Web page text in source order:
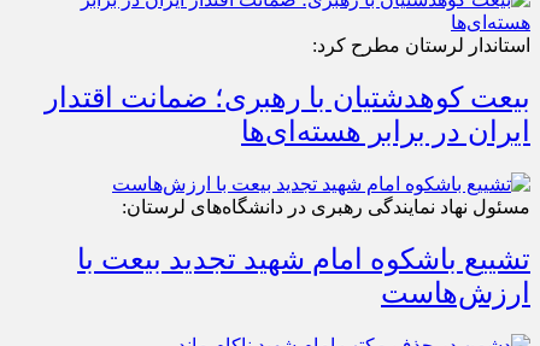
استاندار لرستان مطرح کرد:
بیعت کوهدشتیان با رهبری؛ ضمانت اقتدار
ایران در برابر هسته‌ای‌ها
مسئول نهاد نمایندگی رهبری در دانشگاه‌های لرستان:
تشییع باشکوه امام شهید تجدید بیعت با
ارزش‌هاست